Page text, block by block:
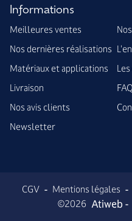
Informations
Meilleures ventes
Nos dernières réalisations
Matériaux et applications
Livraison
FAQ
Nos avis clients
Newsletter
CGV - Mentions légales -
©2026 Atiweb -